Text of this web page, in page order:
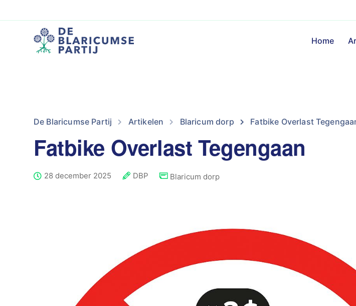
Home
De Blaricumse Partij Artikelen Blaricum dorp Fatbike Overlast
Fatbike Overlast Tegengaan
28 december 2025 DBP Blaricum dorp